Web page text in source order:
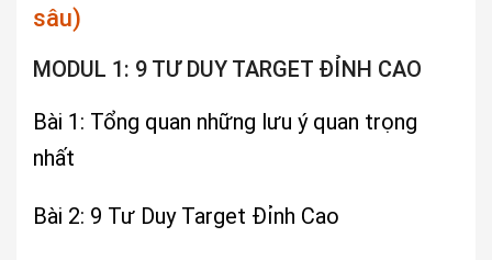
sâu)
MODUL 1: 9 TƯ DUY TARGET ĐỈNH CAO
Bài 1: Tổng quan những lưu ý quan trọng
nhất
Bài 2: 9 Tư Duy Target Đỉnh Cao